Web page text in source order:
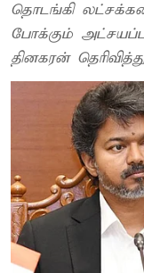
தொடங்கி
போக்கும்
தினகரன்